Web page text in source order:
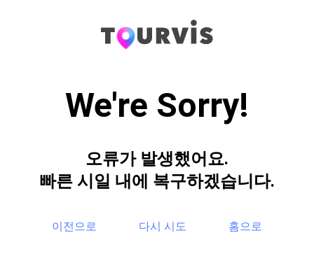
We're Sorry!
오류가 발생했어요.
빠른 시일 내에 복구하겠습니다.
이전으로 다시 시도 홈으로